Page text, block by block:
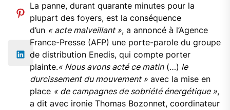
La panne, durant quarante minutes pour la
plupart des foyers, est la conséquence
d’un « acte malveillant », a annoncé à l’Agence
France-Presse (AFP) une porte-parole du groupe
de distribution Enedis, qui compte porter
plainte.« Nous avons acté ce matin(…) le
durcissement du mouvement »avec la mise en
place « de campagnes de sobriété énergétique »,
a dit avec ironie Thomas Bozonnet, coordinateur